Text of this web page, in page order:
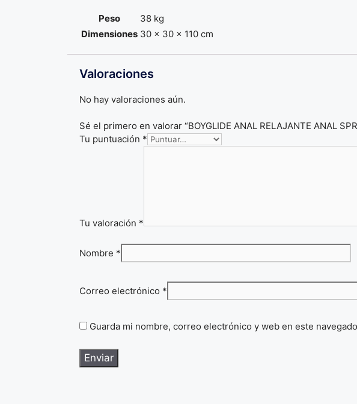
Peso
38 kg
Dimensiones 30 × 30 × 110 cm
Valoraciones
No hay valoraciones aún.
Sé el primero en valorar “BOYGLIDE ANAL RELAJANTE ANAL
Tu puntuación *
Tu valoración *
Nombre *
Correo electrónico *
Guarda mi nombre, correo electrónico y web en este